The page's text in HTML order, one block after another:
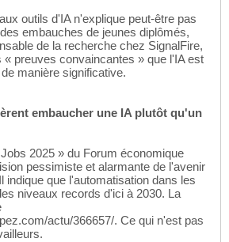
outils d'IA n'explique peut-être pas
embauches de jeunes diplômés,
de la recherche chez SignalFire,
preuves convaincantes » que l'IA est
manière significative.
embaucher une IA plutôt qu'un
2025 » du Forum économique
pessimiste et alarmante de l'avenir
indique que l'automatisation dans les
niveaux records d'ici à 2030. La
actu/366657/. Ce qui n'est pas